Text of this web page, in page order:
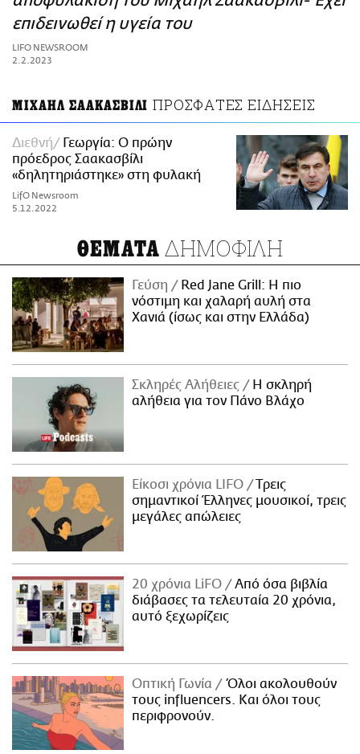
ΑΜΠΑ
PRINT
επιδεινωθεί η υγεία του
LIFO NEWSROOM
2.2.2023
ΜΙΧΑΗΛ ΣΑΑΚΑΣΒΙΛΙ ΠΡΟΣΦΑΤΕΣ ΕΙΔΗΣΕΙΣ
Διεθνή
Γεωργία: Ο πρώην
πρόεδρος Σαακασβίλι
«δηλητηριάστηκε» στη φυλακή
LifO Newsroom
5.12.2022
ΘΕΜΑΤΑ ΔΗΜΟΦΙΛΗ
Γεύση
Red Jane Grill: Η πιο
νόστιμη και χαλαρή αυλή στα
Χανιά (ίσως και στην Ελλάδα)
Σκληρές Αλήθειες
H σκληρή
αλήθεια για τον Πάνο Βλάχο
Είκοσι χρόνια LIFO
Tρεις
σημαντικοί Έλληνες μουσικοί, τρεις
μεγάλες απώλειες
20 χρόνια LiFO
Από όσα βιβλία
διάβασες τα τελευταία 20 χρόνια,
αυτό ξεχωρίζεις
Οπτική Γωνία
Όλοι ακολουθούν
τους influencers. Και όλοι τους
περιφρονούν.